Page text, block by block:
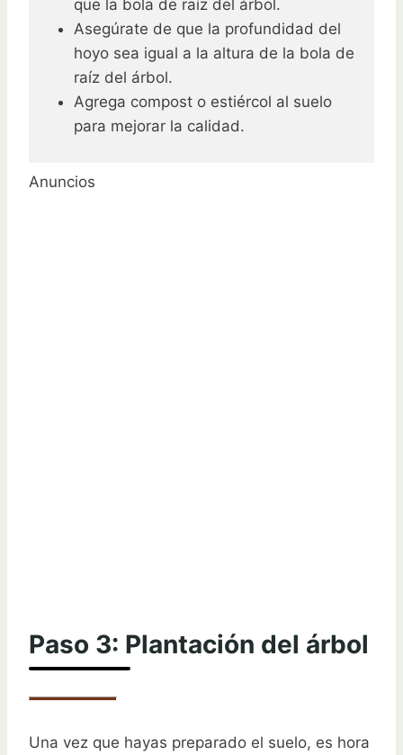
que la bola de raíz del árbol.
Asegúrate de que la profundidad del
hoyo sea igual a la altura de la bola de
raíz del árbol.
Agrega compost o estiércol al suelo
para mejorar la calidad.
Anuncios
Paso 3: Plantación del árbol
Una vez que hayas preparado el suelo, es hora